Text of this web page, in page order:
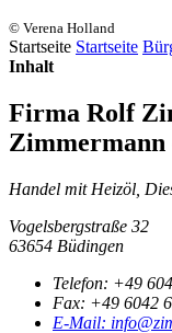
© Verena Holland
Startseite Startseite
Inhalt
Firma Rolf
Zimmermann
Handel mit Heizöl,
Vogelsbergstraße 32
63654 Büdingen
Telefon: +49
Fax: +49 6042
E-Mail: